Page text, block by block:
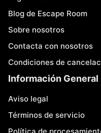
Blog de Escape Room
Sobre nosotros
Contacta con nosotros
Condiciones de
Información General
Aviso legal
Términos de servicio